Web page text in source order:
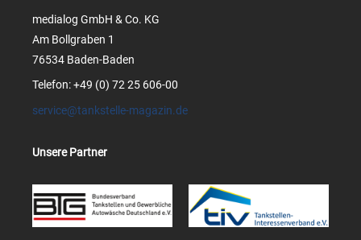
medialog GmbH & Co. KG
Am Bollgraben 1
76534 Baden-Baden
Telefon: +49 (0) 72 25 606-00
service@tankstelle-magazin.de
Unsere Partner